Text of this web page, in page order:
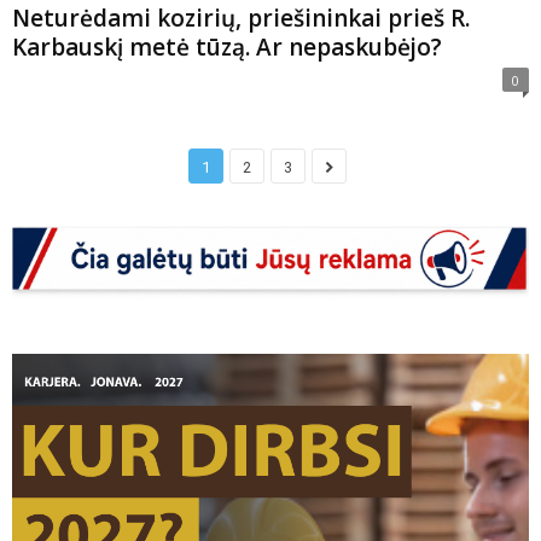
Neturėdami kozirių, priešininkai prieš R.
Karbauskį metė tūzą. Ar nepaskubėjo?
0
1 2 3